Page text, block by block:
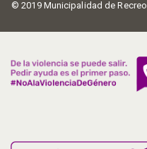
© 2019 Municipalidad de Recreo